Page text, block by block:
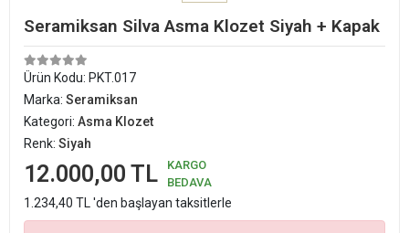
Seramiksan Silva Asma Klozet Siyah + Kapak
Ürün Kodu: PKT.017
Marka: Seramiksan
Kategori: Asma Klozet
Renk: Siyah
12.000,00 TL
KARGO
BEDAVA
1.234,40 TL 'den başlayan taksitlerle